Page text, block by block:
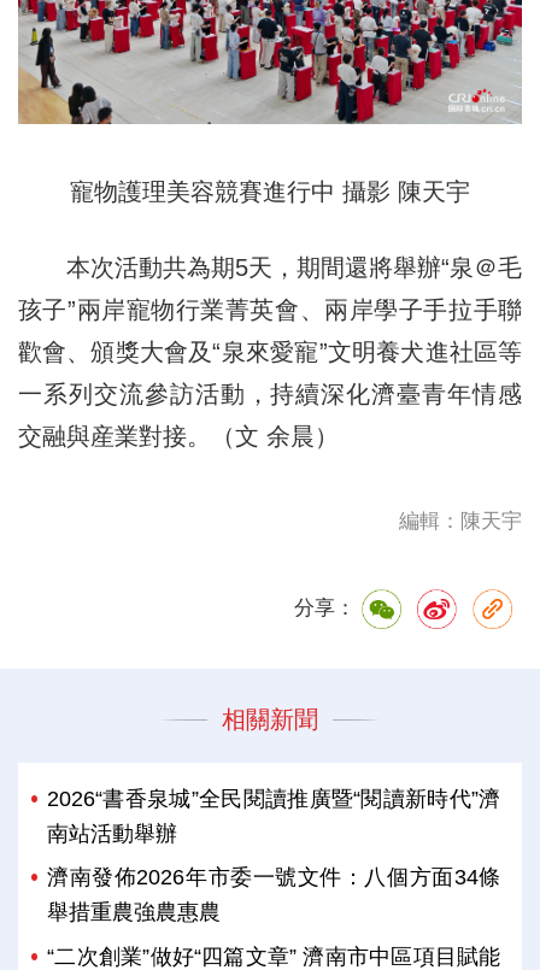
寵物護理美容競賽進行中 攝影 陳天宇
本次活動共為期5天，期間還將舉辦“泉＠毛
孩子”兩岸寵物行業菁英會、兩岸學子手拉手聯
歡會、頒獎大會及“泉來愛寵”文明養犬進社區等
一系列交流參訪活動，持續深化濟臺青年情感
交融與産業對接。（文 余晨）
編輯：陳天宇
分享：
相關新聞
2026“書香泉城”全民閱讀推廣暨“閱讀新時代”濟
南站活動舉辦
濟南發佈2026年市委一號文件：八個方面34條
舉措重農強農惠農
“二次創業”做好“四篇文章” 濟南市中區項目賦能